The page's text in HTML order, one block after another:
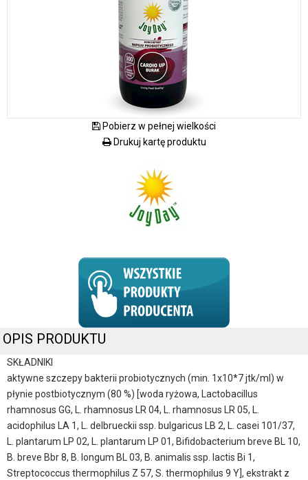
Pobierz w pełnej wielkości
Drukuj kartę produktu
OPIS PRODUKTU
SKŁADNIKI
aktywne szczepy bakterii probiotycznych (min. 1x10*7 jtk/ml) w
płynie postbiotycznym (80 %) [woda ryżowa, Lactobacillus
rhamnosus GG, L. rhamnosus LR 04, L. rhamnosus LR 05, L.
acidophilus LA 1, L. delbrueckii ssp. bulgaricus LB 2, L. casei 101/37,
L. plantarum LP 02, L. plantarum LP 01, Bifidobacterium breve BL 10,
B. breve Bbr 8, B. longum BL 03, B. animalis ssp. lactis Bi 1,
Streptococcus thermophilus Z 57, S. thermophilus 9 Y], ekstrakt z